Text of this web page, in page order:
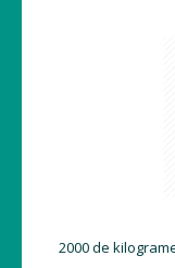
2000 de